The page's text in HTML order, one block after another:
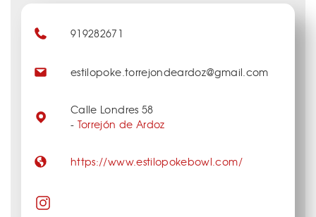
919282671
estilopoke.torrejondeardoz@gmail.com
Calle Londres 58
- Torrejón de Ardoz
https://www.estilopokebowl.com/